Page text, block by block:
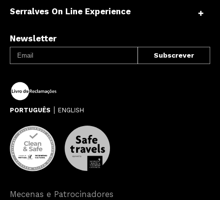
Serralves On Line Experience
Newsletter
PORTUGUÊS ENGLISH
Mecenas e Patrocinadores